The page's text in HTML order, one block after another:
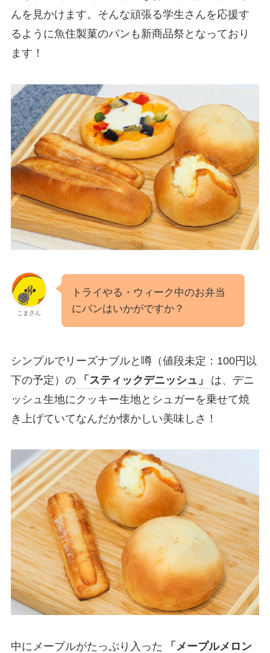
んを見かけます。そんな頑張る学生さんを応援す
るように魚住製菓のパンも新商品祭となっており
ます！
こまさん
トライやる・ウィーク中のお弁当
にパンはいかがですか？
シンプルでリーズナブルと噂（値段未定：100円以
下の予定）の
「スティックデニッシュ」
は、デニ
ッシュ生地にクッキー生地とシュガーを乗せて焼
き上げていてなんだか懐かしい美味しさ！
中にメープルがたっぷり入った
「メープルメロン